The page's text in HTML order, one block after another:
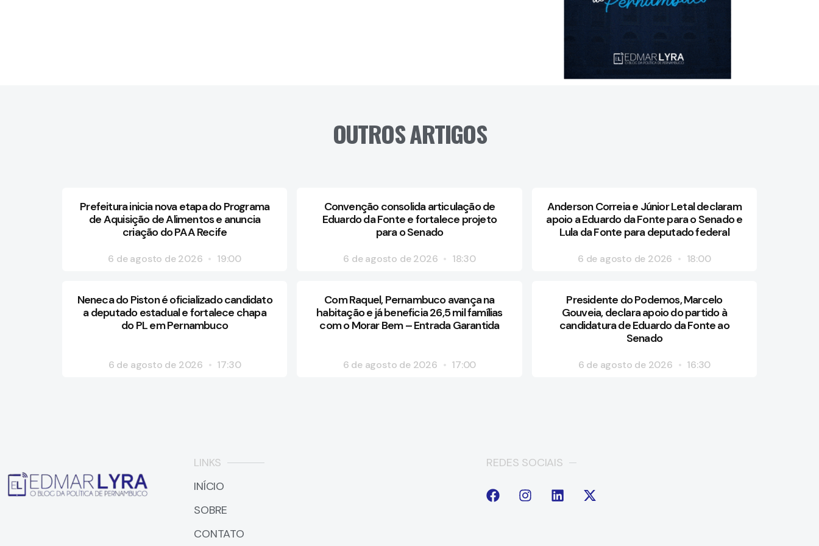
OUTROS ARTIGOS
Prefeitura inicia nova etapa do Programa
de Aquisição de Alimentos e anuncia
criação do PAA Recife
6 de agosto de 2026 19:00
Convenção consolida articulação de
Eduardo da Fonte e fortalece projeto
para o Senado
6 de agosto de 2026 18:30
Anderson Correia e Júnior Letal declaram
apoio a Eduardo da Fonte para o Senado e
Lula da Fonte para deputado federal
6 de agosto de 2026 18:00
Neneca do Piston é oficializado candidato
a deputado estadual e fortalece chapa
do PL em Pernambuco
6 de agosto de 2026 17:30
Com Raquel, Pernambuco avança na
habitação e já beneficia 26,5 mil famílias
com o Morar Bem – Entrada Garantida
6 de agosto de 2026 17:00
Presidente do Podemos, Marcelo
Gouveia, declara apoio do partido à
candidatura de Eduardo da Fonte ao
Senado
6 de agosto de 2026 16:30
LINKS
INÍCIO
SOBRE
CONTATO
REDES SOCIAIS